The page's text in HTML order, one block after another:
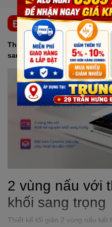
ĐẶC ĐIỂM NỔI BẬT
Thiết kế Bếp từ – hồng ngoại
sang trọng
2 vùng nấu với
khối sang trọng
Thiết kế tối giản 2 vùng nấu